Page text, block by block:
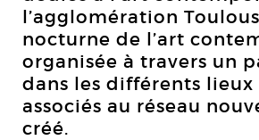
l’agglomération
nocturne de l’art
organisée à travers un
dans les différents lieux
associés au réseau
créé.